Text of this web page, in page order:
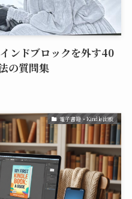
ンドブロックを外す40
の質問集
電子書籍・Kindle出版